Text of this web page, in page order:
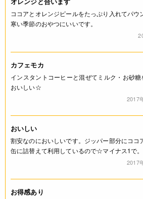
ココアとオレンジピールをたっぷり入れてパウ
寒い季節のおやつにいいです。
カフェモカ
インスタントコーヒーと混ぜてミルク・お砂
おいしい☆
2017
おいしい
割安なのにおいしいです。ジッパー部分にココ
缶に詰替えて利用しているので☆マイナス1で。
2017
お得感あり